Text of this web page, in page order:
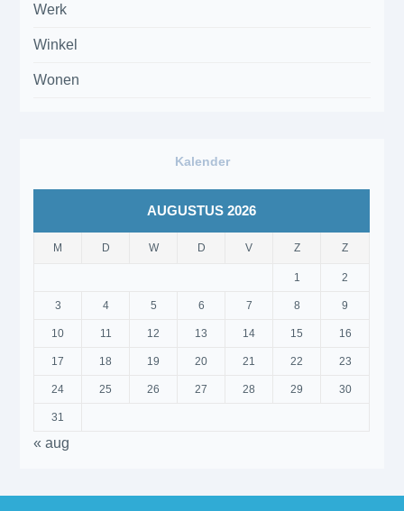
Werk
Winkel
Wonen
Kalender
AUGUSTUS 2026
M D W D V Z Z
1 2
3 4 5 6 7 8 9
10 11 12 13 14 15 16
17 18 19 20 21 22 23
24 25 26 27 28 29 30
31
« aug